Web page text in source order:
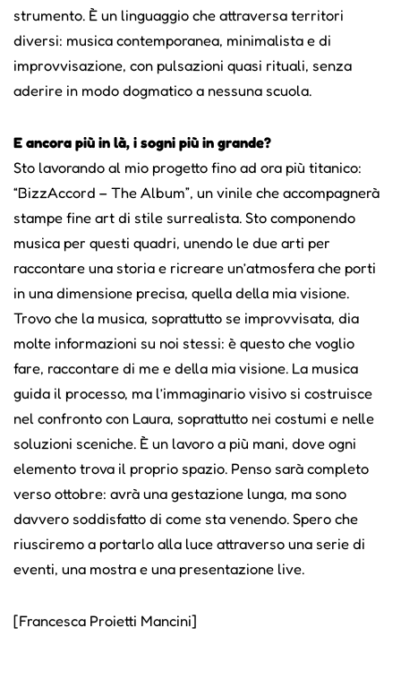
strumento. È un linguaggio che attraversa territori
diversi: musica contemporanea, minimalista e di
improvvisazione, con pulsazioni quasi rituali, senza
aderire in modo dogmatico a nessuna scuola.
E ancora più in là, i sogni più in grande?
Sto lavorando al mio progetto fino ad ora più titanico:
“BizzAccord – The Album”, un vinile che accompagnerà
stampe fine art di stile surrealista. Sto componendo
musica per questi quadri, unendo le due arti per
raccontare una storia e ricreare un’atmosfera che porti
in una dimensione precisa, quella della mia visione.
Trovo che la musica, soprattutto se improvvisata, dia
molte informazioni su noi stessi: è questo che voglio
fare, raccontare di me e della mia visione. La musica
guida il processo, ma l’immaginario visivo si costruisce
nel confronto con Laura, soprattutto nei costumi e nelle
soluzioni sceniche. È un lavoro a più mani, dove ogni
elemento trova il proprio spazio. Penso sarà completo
verso ottobre: avrà una gestazione lunga, ma sono
davvero soddisfatto di come sta venendo. Spero che
riusciremo a portarlo alla luce attraverso una serie di
eventi, una mostra e una presentazione live.
[Francesca Proietti Mancini]